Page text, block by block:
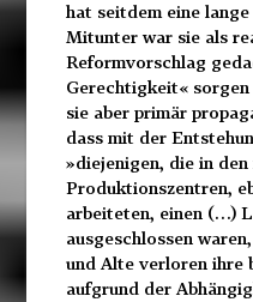
hat seitdem eine
Mitunter war sie als
Reformvorschlag
Gerechtigkeit«
sie aber primär
dass mit der
»diejenigen, die in den
Produktionszentren,
arbeiteten, einen (…)
ausgeschlossen
und Alte verloren ihre
aufgrund der